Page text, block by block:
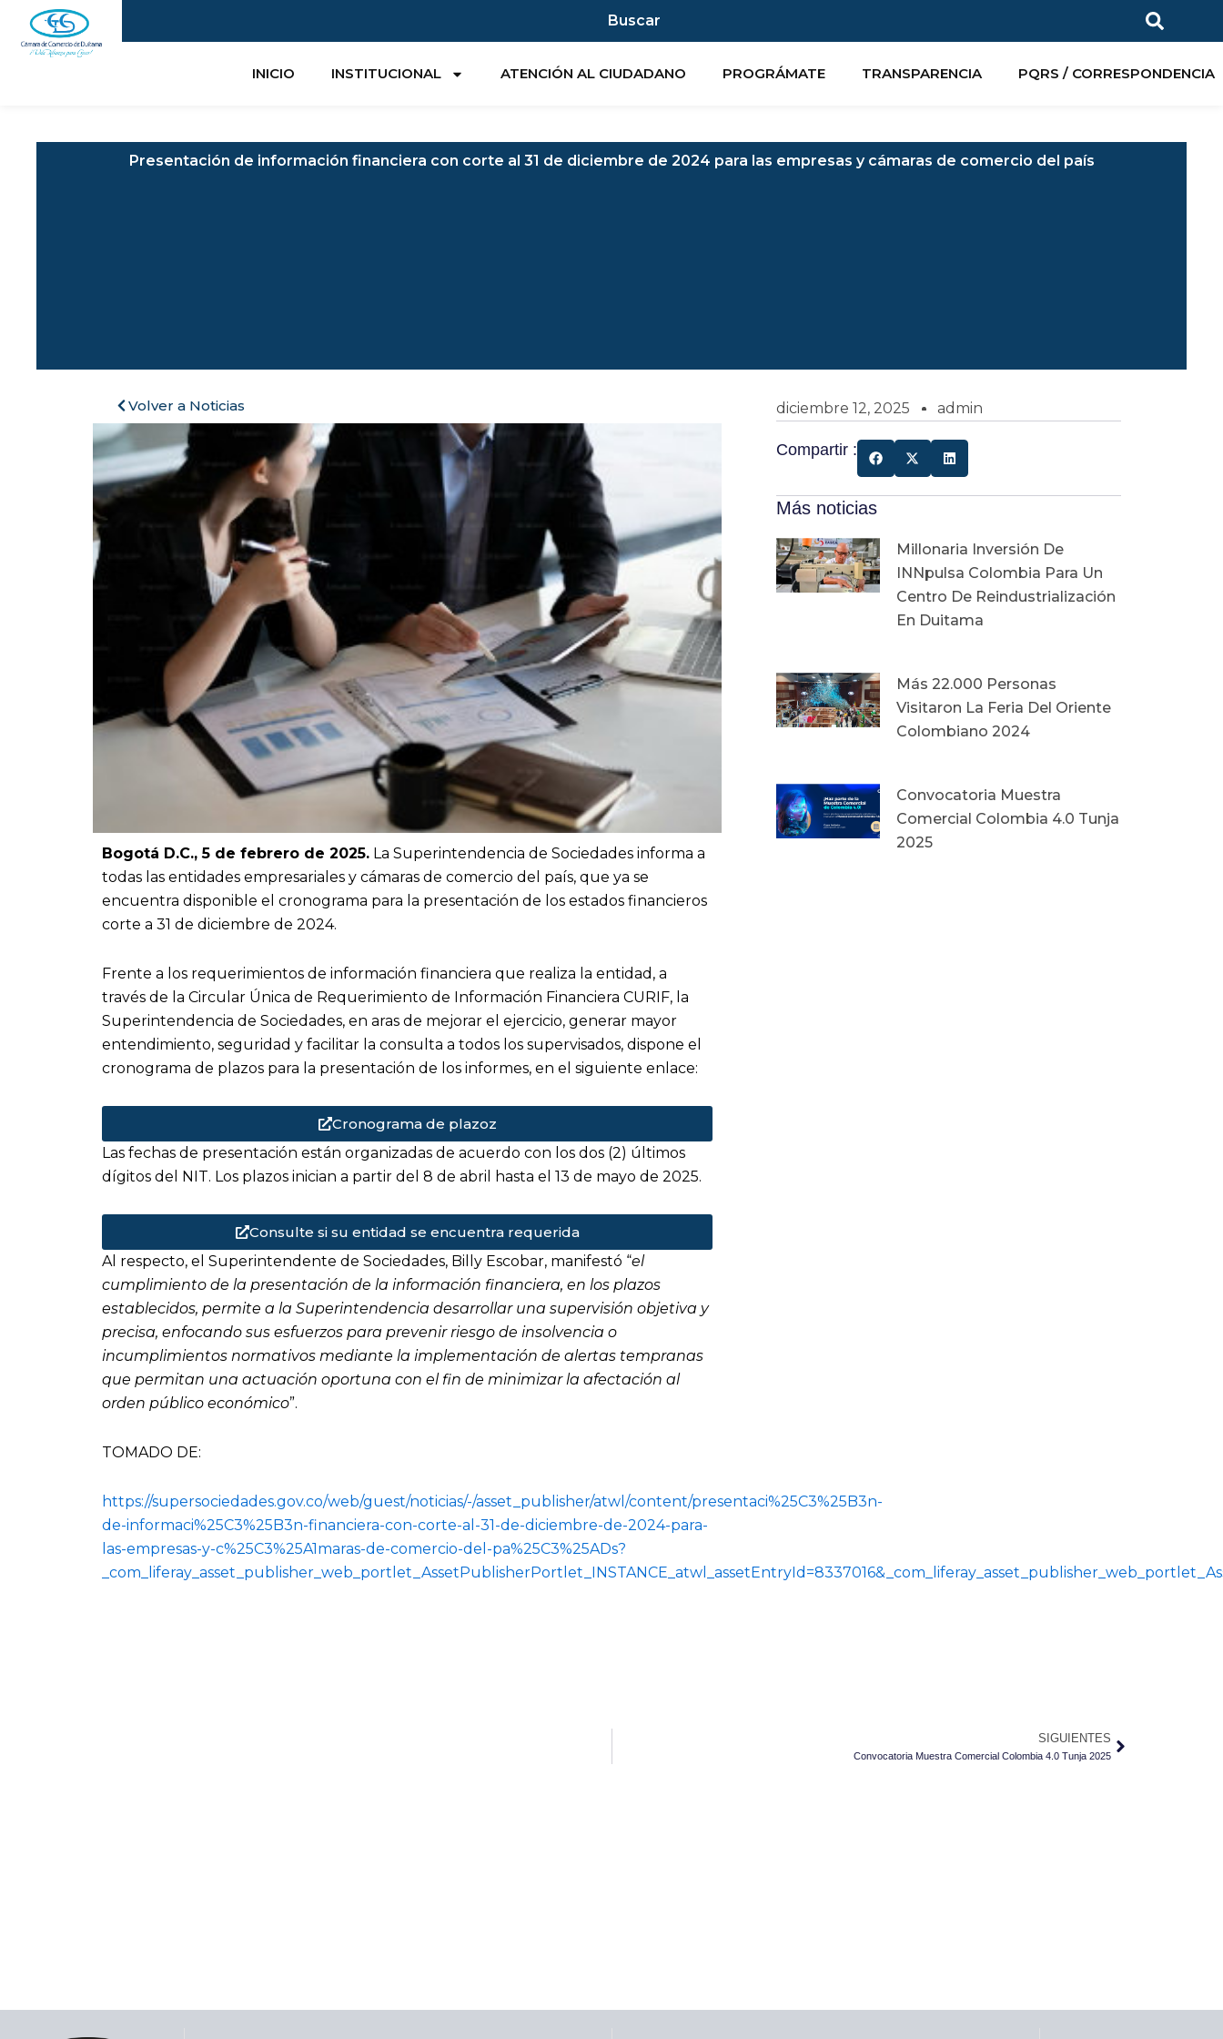
contenido
Buscar
INICIO INSTITUCIONAL ATENCIÓN AL CIUDADANO PROGRÁMATE TRANSPARENCIA PQRS / CORRESPONDENCIA
Presentación de información financiera con corte al 31 de diciembre de 2024 para las empresas y cámaras de comercio del país
Volver a Noticias
Bogotá D.C., 5 de febrero de 2025. La Superintendencia de Sociedades informa a
todas las entidades empresariales y cámaras de comercio del país, que ya se
encuentra disponible el cronograma para la presentación de los estados financieros
corte a 31 de diciembre de 2024.
Frente a los requerimientos de información financiera que realiza la entidad, a
través de la Circular Única de Requerimiento de Información Financiera CURIF, la
Superintendencia de Sociedades, en aras de mejorar el ejercicio, generar mayor
entendimiento, seguridad y facilitar la consulta a todos los supervisados, dispone el
cronograma de plazos para la presentación de los informes, en el siguiente enlace:
Cronograma de plazoz
Las fechas de presentación están organizadas de acuerdo con los dos (2) últimos
dígitos del NIT. Los plazos inician a partir del 8 de abril hasta el 13 de mayo de 2025.
Consulte si su entidad se encuentra requerida
Al respecto, el Superintendente de Sociedades, Billy Escobar, manifestó “el
cumplimiento de la presentación de la información financiera, en los plazos
establecidos, permite a la Superintendencia desarrollar una supervisión objetiva y
precisa, enfocando sus esfuerzos para prevenir riesgo de insolvencia o
incumplimientos normativos mediante la implementación de alertas tempranas
que permitan una actuación oportuna con el fin de minimizar la afectación al
orden público económico”.
TOMADO DE:
https://supersociedades.gov.co/web/guest/noticias/-/asset_publisher/atwl/content/presentaci%25C3%25B3n-
de-informaci%25C3%25B3n-financiera-con-corte-al-31-de-diciembre-de-2024-para-
las-empresas-y-c%25C3%25A1maras-de-comercio-del-pa%25C3%25ADs?
diciembre 12, 2025 admin
Compartir :
Más noticias
Millonaria Inversión De
INNpulsa Colombia Para Un
Centro De Reindustrialización
En Duitama
Más 22.000 Personas
Visitaron La Feria Del Oriente
Colombiano 2024
Convocatoria Muestra
Comercial Colombia 4.0 Tunja
2025
SIGUIENTES
Convocatoria Muestra Comercial Colombia 4.0 Tunja 2025